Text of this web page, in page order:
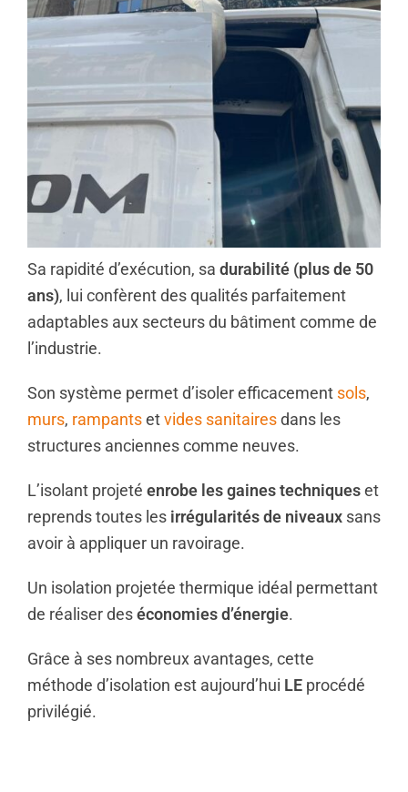
Sa rapidité d’exécution, sa durabilité (plus de 50
ans), lui confèrent des qualités parfaitement
adaptables aux secteurs du bâtiment comme de
l’industrie.
Son système permet d’isoler efficacement sols,
murs, rampants et vides sanitaires dans les
structures anciennes comme neuves.
L’isolant projeté enrobe les gaines techniques et
reprends toutes les irrégularités de niveaux sans
avoir à appliquer un ravoirage.
Un isolation projetée thermique idéal permettant
de réaliser des économies d’énergie.
Grâce à ses nombreux avantages, cette
méthode d’isolation est aujourd’hui LE procédé
privilégié.